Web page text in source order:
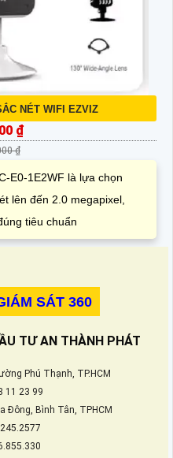
NÉT WIFI EZVIZ
₫
₫
E0-1E2WF là lựa chọn
lên đến 2.0 megapixel,
tiêu chuẩn
SÁT 360
TƯ AN THÀNH PHÁT
Phú Thạnh, TP.HCM
11 23 99
Đông, Bình Tân, TPHCM